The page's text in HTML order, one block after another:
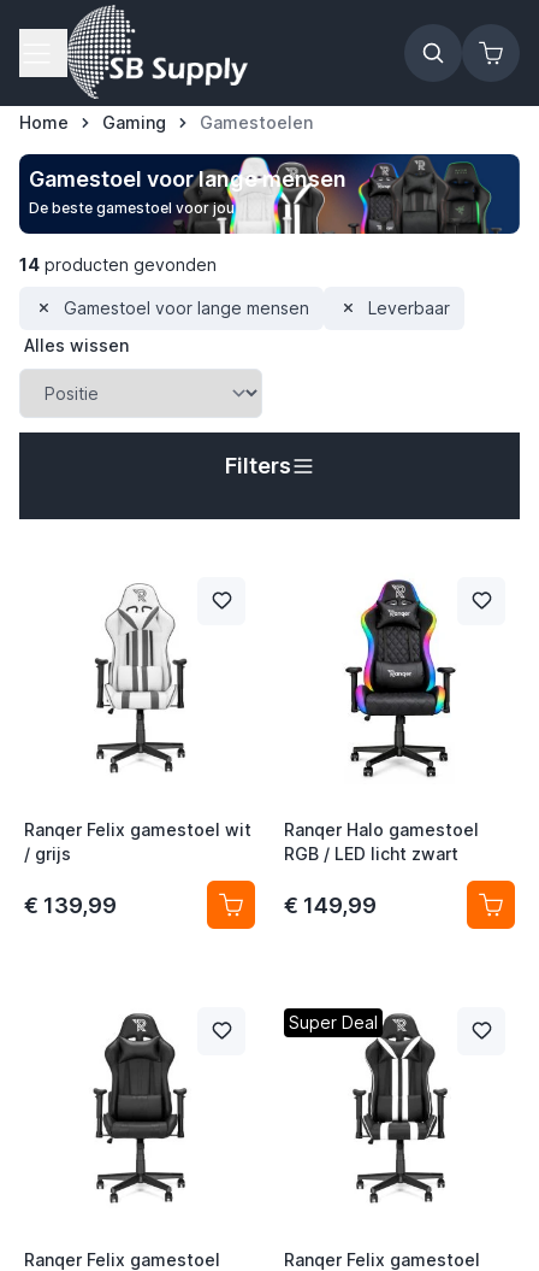
Ga naar de inhoud
Home Gaming Gamestoelen
Gamestoel voor lange mensen
De beste gamestoel voor jou
14 producten gevonden
Gamestoel voor lange mensen
Leverbaar
Alles wissen
Filters
Ranqer Felix gamestoel wit
/ grijs
€ 139,99
Ranqer Halo gamestoel
RGB / LED licht zwart
€ 149,99
Ranqer Felix gamestoel
Super Deal
Ranqer Felix gamestoel